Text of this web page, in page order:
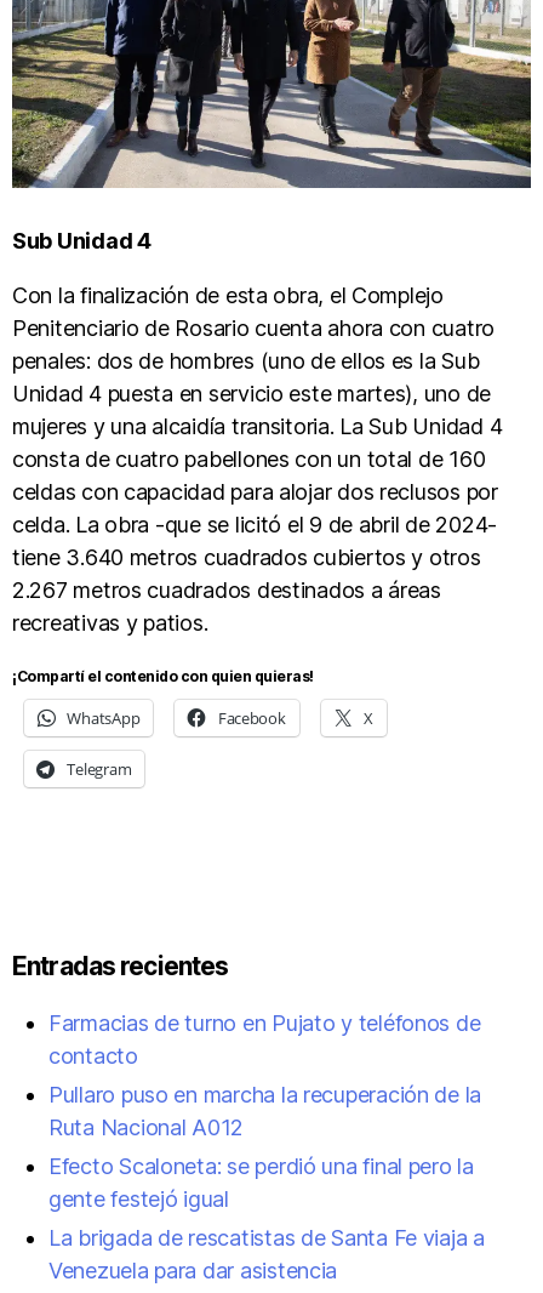
Sub Unidad 4
Con la finalización de esta obra, el Complejo
Penitenciario de Rosario cuenta ahora con cuatro
penales: dos de hombres (uno de ellos es la Sub
Unidad 4 puesta en servicio este martes), uno de
mujeres y una alcaidía transitoria. La Sub Unidad 4
consta de cuatro pabellones con un total de 160
celdas con capacidad para alojar dos reclusos por
celda. La obra -que se licitó el 9 de abril de 2024-
tiene 3.640 metros cuadrados cubiertos y otros
2.267 metros cuadrados destinados a áreas
recreativas y patios.
¡Compartí el contenido con quien quieras!
WhatsApp Facebook X
Telegram
Entradas recientes
Farmacias de turno en Pujato y teléfonos de
contacto
Pullaro puso en marcha la recuperación de la
Ruta Nacional A012
Efecto Scaloneta: se perdió una final pero la
gente festejó igual
La brigada de rescatistas de Santa Fe viaja a
Venezuela para dar asistencia